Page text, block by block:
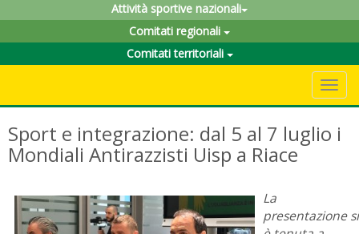
Attività sportive nazionali
Comitati regionali
Comitati territoriali
Sport e integrazione: dal 5 al 7 luglio i
Mondiali Antirazzisti Uisp a Riace
La
presentazione si